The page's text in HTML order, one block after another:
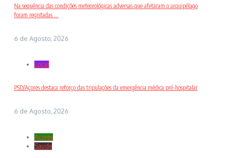
Na sequência das condições meteorológicas adversas que afetaram o arquipélago
foram registadas ...
6 de Agosto, 2026
Local
PSD/Açores destaca reforço das tripulações da emergência médica pré-hospitalar
6 de Agosto, 2026
Açores
Saude